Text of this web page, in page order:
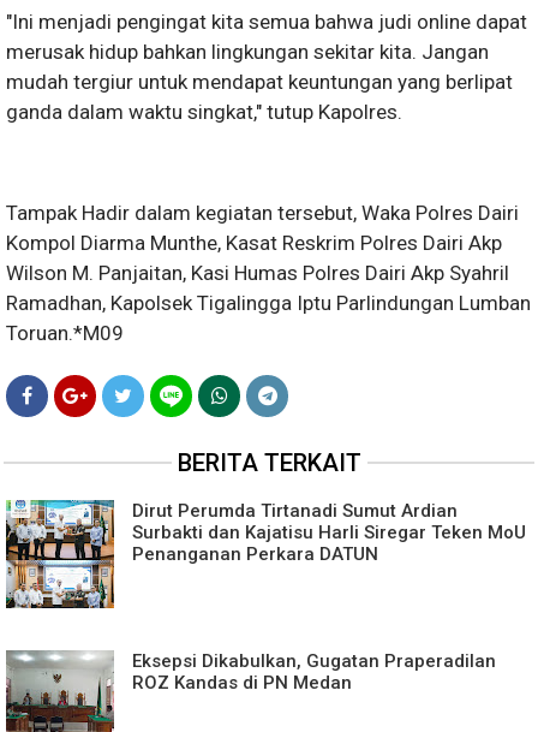
"Ini menjadi pengingat kita semua bahwa judi online dapat
merusak hidup bahkan lingkungan sekitar kita. Jangan
mudah tergiur untuk mendapat keuntungan yang berlipat
ganda dalam waktu singkat," tutup Kapolres.
Tampak Hadir dalam kegiatan tersebut, Waka Polres Dairi
Kompol Diarma Munthe, Kasat Reskrim Polres Dairi Akp
Wilson M. Panjaitan, Kasi Humas Polres Dairi Akp Syahril
Ramadhan, Kapolsek Tigalingga Iptu Parlindungan Lumban
Toruan.*M09
BERITA TERKAIT
Dirut Perumda Tirtanadi Sumut Ardian
Surbakti dan Kajatisu Harli Siregar Teken MoU
Penanganan Perkara DATUN
Eksepsi Dikabulkan, Gugatan Praperadilan
ROZ Kandas di PN Medan